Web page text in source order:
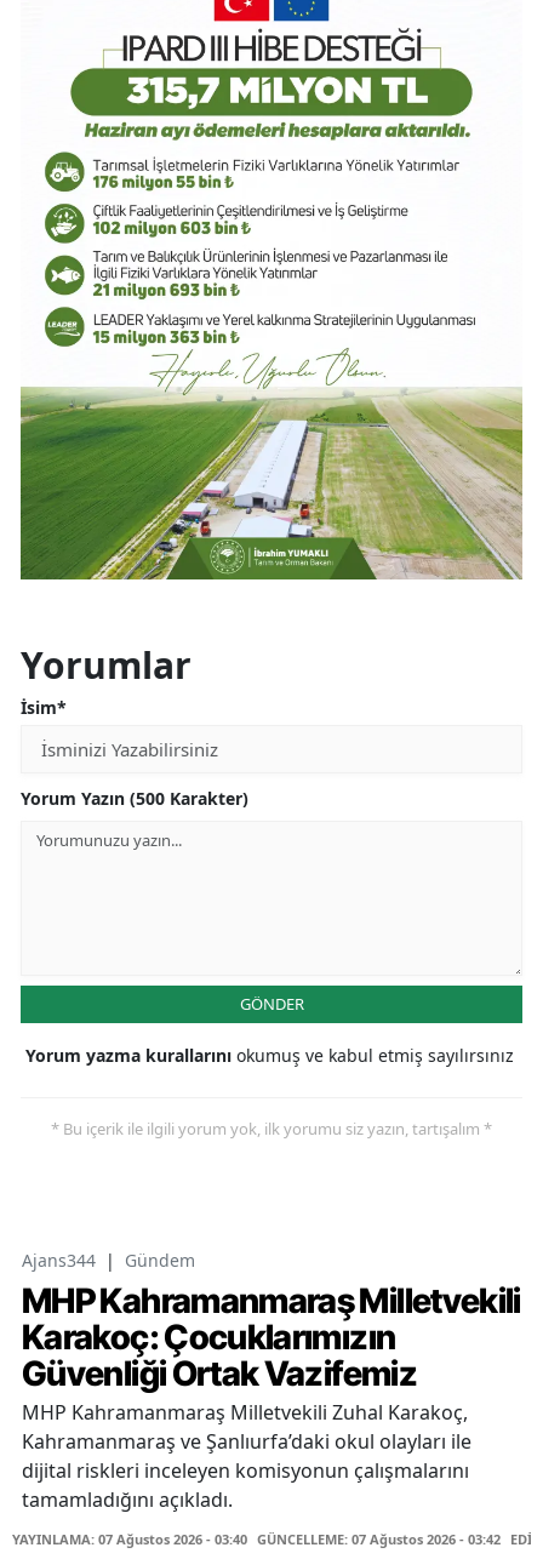
Yorumlar
İsim*
Yorum Yazın (500 Karakter)
GÖNDER
Yorum yazma kurallarını okumuş ve kabul etmiş sayılırsınız
* Bu içerik ile ilgili yorum yok, ilk yorumu siz yazın, tartışalım *
Ajans344 | Gündem
MHP Kahramanmaraş Milletvekili
Karakoç: Çocuklarımızın
Güvenliği Ortak Vazifemiz
MHP Kahramanmaraş Milletvekili Zuhal Karakoç,
Kahramanmaraş ve Şanlıurfa’daki okul olayları ile
dijital riskleri inceleyen komisyonun çalışmalarını
tamamladığını açıkladı.
YAYINLAMA: 07 Ağustos 2026 - 03:40 GÜNCELLEME: 07 Ağustos 2026 - 03:42